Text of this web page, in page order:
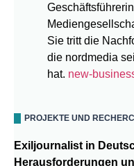
Sie tritt die
die nordmedia
hat. new-
PROJEKTE UND
Exiljournalist in
Herausforderungen